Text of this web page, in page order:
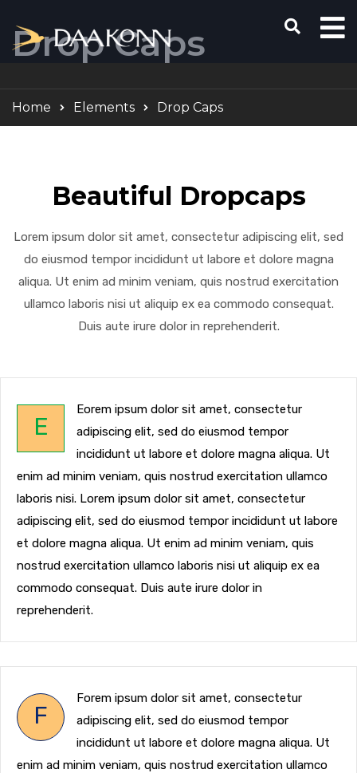
Drop Caps
Home Elements Drop Caps
Beautiful Dropcaps
Lorem ipsum dolor sit amet, consectetur adipiscing elit, sed
do eiusmod tempor incididunt ut labore et dolore magna
aliqua. Ut enim ad minim veniam, quis nostrud exercitation
ullamco laboris nisi ut aliquip ex ea commodo consequat.
Duis aute irure dolor in reprehenderit.
E
Eorem ipsum dolor sit amet, consectetur
adipiscing elit, sed do eiusmod tempor
incididunt ut labore et dolore magna aliqua. Ut
enim ad minim veniam, quis nostrud exercitation ullamco
laboris nisi. Lorem ipsum dolor sit amet, consectetur
adipiscing elit, sed do eiusmod tempor incididunt ut labore
et dolore magna aliqua. Ut enim ad minim veniam, quis
nostrud exercitation ullamco laboris nisi ut aliquip ex ea
commodo consequat. Duis aute irure dolor in
reprehenderit.
F
Forem ipsum dolor sit amet, consectetur
adipiscing elit, sed do eiusmod tempor
incididunt ut labore et dolore magna aliqua. Ut
enim ad minim veniam, quis nostrud exercitation ullamco